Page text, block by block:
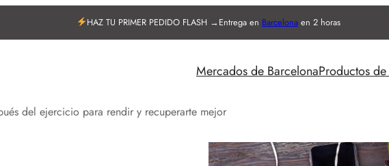
HAZ TU PRIMER PEDIDO FLASH →Entrega en Barcelonaen 2 horas
Mercados de BarcelonaProductos
del ejercicio para rendir y recuperarte mejor